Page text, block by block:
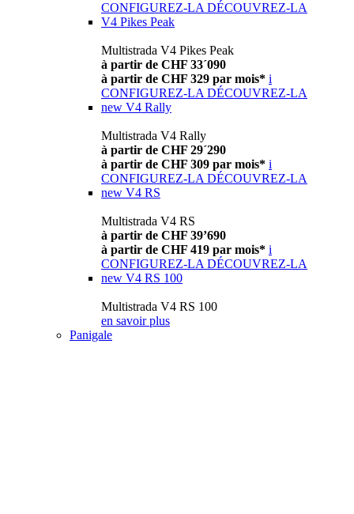
CONFIGUREZ-LA DÉCOUVREZ-LA
V4 Pikes Peak
Multistrada V4 Pikes Peak
à partir de CHF 33´090
à partir de CHF 329 par mois* i
CONFIGUREZ-LA DÉCOUVREZ-LA
new V4 Rally
Multistrada V4 Rally
à partir de CHF 29´290
à partir de CHF 309 par mois* i
CONFIGUREZ-LA DÉCOUVREZ-LA
new V4 RS
Multistrada V4 RS
à partir de CHF 39’690
à partir de CHF 419 par mois* i
CONFIGUREZ-LA DÉCOUVREZ-LA
new V4 RS 100
Multistrada V4 RS 100
en savoir plus
Panigale